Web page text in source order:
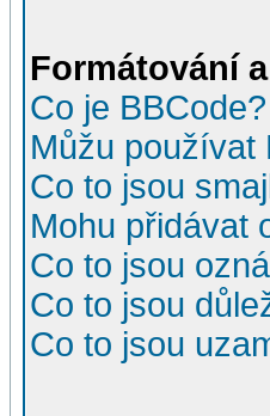
Formátování
Co je BBCode?
Můžu používat
Co to jsou
Mohu přidávat
Co to jsou
Co to jsou
Co to jsou